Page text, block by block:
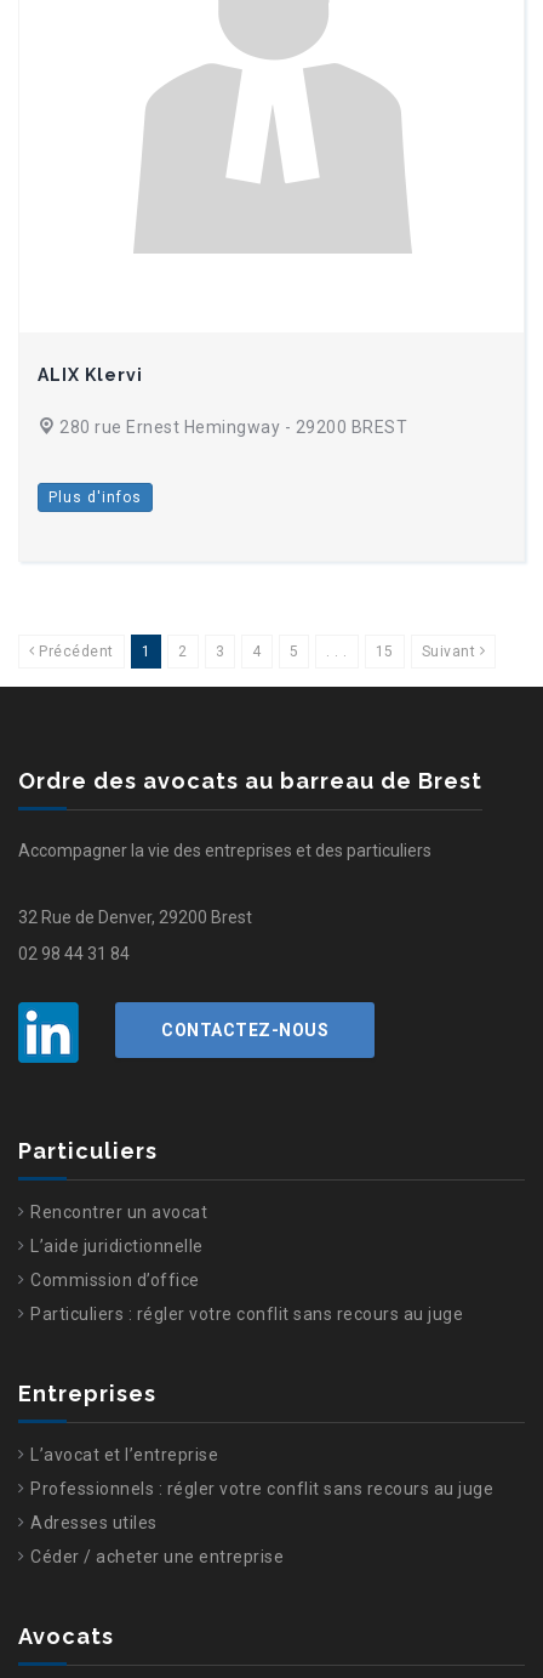
ALIX Klervi
280 rue Ernest Hemingway - 29200 BREST
Plus d'infos
Précédent 1 2 3 4 5 . . . 15 Suivant
Ordre des avocats au barreau de Brest
Accompagner la vie des entreprises et des particuliers
32 Rue de Denver, 29200 Brest
02 98 44 31 84
CONTACTEZ-NOUS
Particuliers
Rencontrer un avocat
L’aide juridictionnelle
Commission d’office
Particuliers : régler votre conflit sans recours au juge
Entreprises
L’avocat et l’entreprise
Professionnels : régler votre conflit sans recours au juge
Adresses utiles
Céder / acheter une entreprise
Avocats